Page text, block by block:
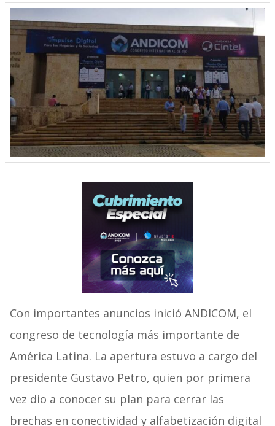
Con importantes anuncios inició ANDICOM, el
congreso de tecnología más importante de
América Latina. La apertura estuvo a cargo del
presidente Gustavo Petro, quien por primera
vez dio a conocer su plan para cerrar las
brechas en conectividad y alfabetización digital